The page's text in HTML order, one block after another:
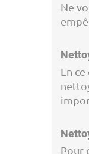
Ne
En
Pour